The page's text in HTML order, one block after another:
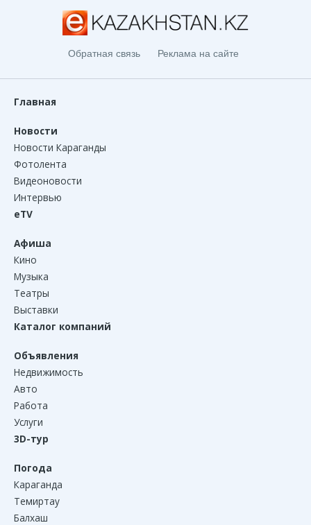
Обратная связь Реклама на сайте
Главная
Новости
Новости Караганды
Фотолента
Видеоновости
Интервью
eTV
Афиша
Кино
Музыка
Театры
Выставки
Каталог компаний
Объявления
Недвижимость
Авто
Работа
Услуги
3D-тур
Погода
Караганда
Темиртау
Балхаш